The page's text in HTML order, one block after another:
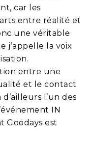
car les
entre réalité et
une véritable
j’appelle la voix
entre une
et le contact
l’un des
IN
Goodays est